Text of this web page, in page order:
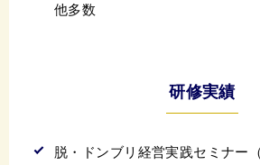
他多数
研修実績
脱・ドンブリ経営実践セミナー